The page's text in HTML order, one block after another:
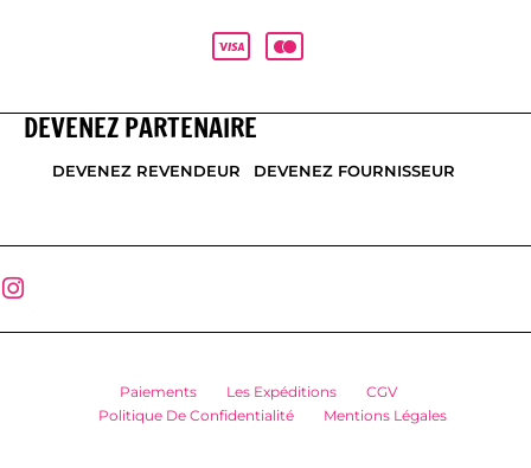
DEVENEZ PARTENAIRE
DEVENEZ REVENDEUR DEVENEZ FOURNISSEUR
Paiements Les Expéditions
CGV
Politique De Confidentialité
Mentions Légales